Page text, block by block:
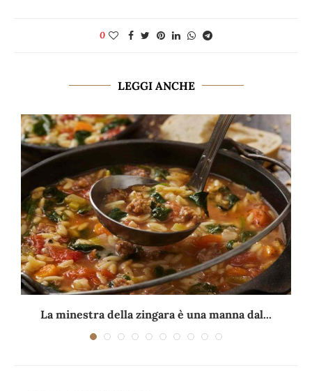
0
LEGGI ANCHE
La minestra della zingara è una manna dal...